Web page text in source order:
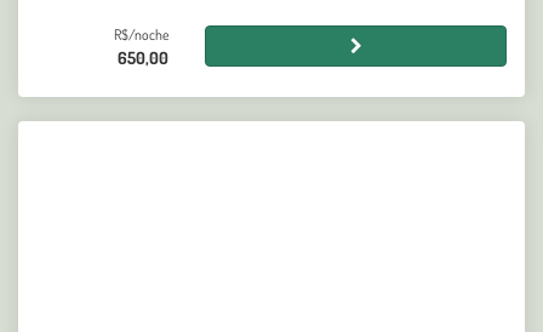
R$/noche
650,00